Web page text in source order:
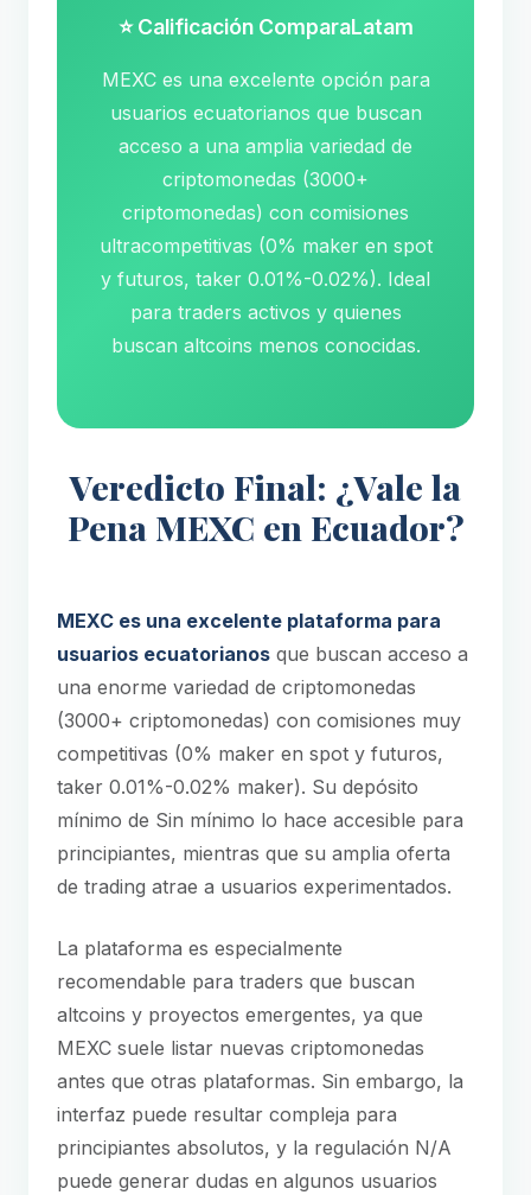
⭐ Calificación ComparaLatam
MEXC es una excelente opción para
usuarios ecuatorianos que buscan
acceso a una amplia variedad de
criptomonedas (3000+
criptomonedas) con comisiones
ultracompetitivas (0% maker en spot
y futuros, taker 0.01%-0.02%). Ideal
para traders activos y quienes
buscan altcoins menos conocidas.
Veredicto Final: ¿Vale la
Pena MEXC en Ecuador?
MEXC es una excelente plataforma para
usuarios ecuatorianos que buscan acceso a
una enorme variedad de criptomonedas
(3000+ criptomonedas) con comisiones muy
competitivas (0% maker en spot y futuros,
taker 0.01%-0.02% maker). Su depósito
mínimo de Sin mínimo lo hace accesible para
principiantes, mientras que su amplia oferta
de trading atrae a usuarios experimentados.
La plataforma es especialmente
recomendable para traders que buscan
altcoins y proyectos emergentes, ya que
MEXC suele listar nuevas criptomonedas
antes que otras plataformas. Sin embargo, la
interfaz puede resultar compleja para
principiantes absolutos, y la regulación N/A
puede generar dudas en algunos usuarios